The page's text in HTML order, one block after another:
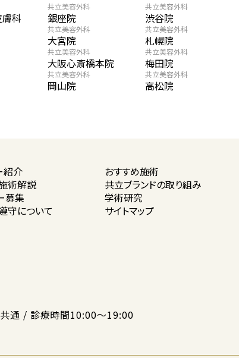
膚科
共立美容外科
銀座院
共立美容外科
渋谷院
共立美容外科
大宮院
共立美容外科
札幌院
共立美容外科
大阪心斎橋本院
共立美容外科
梅田院
共立美容外科
岡山院
共立美容外科
高松院
紹介 おすすめ施術
術解説 共立ブランドの取り組み
募集 学術研究
守について サイトマップ
通 / 診療時間10:00〜19:00